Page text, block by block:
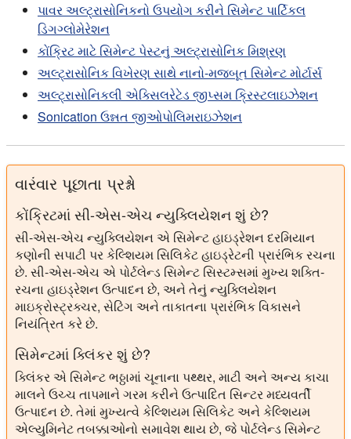
પાવર અલ્ટ્રાસોનિકનો ઉપયોગ કરીને સિમેન્ટ પાર્ટિકલ
ડિગગ્લોમેરેશન
કોંક્રિટ માટે સિમેન્ટ પેસ્ટનું અલ્ટ્રાસોનિક મિશ્રણ
અલ્ટ્રાસોનિક વિખેરણ સાથે નાનો-મજબૂત સિમેન્ટ મોર્ટાર્સ
અલ્ટ્રાસોનિકલી એક્સિલરેટેડ જીપ્સમ ક્રિસ્ટલાઇઝેશન
Sonication ઉન્નત જીઓપોલિમરાઇઝેશન
વારંવાર પૂછાતા પ્રશ્નો
કોંક્રિટમાં સી-એસ-એચ ન્યુક્લિયેશન શું છે?
સી-એસ-એચ ન્યુક્લિયેશન એ સિમેન્ટ હાઇડ્રેશન દરમિયાન
કણોની સપાટી પર કેલ્શિયમ સિલિકેટ હાઇડ્રેટની પ્રારંભિક રચના
છે. સી-એસ-એચ એ પોર્ટલેન્ડ સિમેન્ટ સિસ્ટમ્સમાં મુખ્ય શક્તિ-
રચના હાઇડ્રેશન ઉત્પાદન છે, અને તેનું ન્યુક્લિયેશન
માઇક્રોસ્ટ્રક્ચર, સેટિંગ અને તાકાતના પ્રારંભિક વિકાસને
નિયંત્રિત કરે છે.
સિમેન્ટમાં ક્લિંકર શું છે?
ક્લિંકર એ સિમેન્ટ ભઠ્ઠામાં ચૂનાના પથ્થર, માટી અને અન્ય કાચા
માલને ઉચ્ચ તાપમાને ગરમ કરીને ઉત્પાદિત સિન્ટર મધ્યવર્તી
ઉત્પાદન છે. તેમાં મુખ્યત્વે કેલ્શિયમ સિલિકેટ અને કેલ્શિયમ
એલ્યુમિનેટ તબક્કાઓનો સમાવેશ થાય છે, જે પોર્ટલેન્ડ સિમેન્ટ